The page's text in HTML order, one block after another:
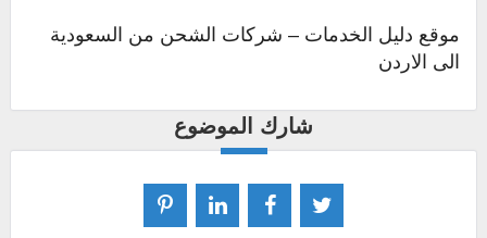
موقع دليل الخدمات – شركات الشحن من السعودية
الى الاردن
شارك الموضوع